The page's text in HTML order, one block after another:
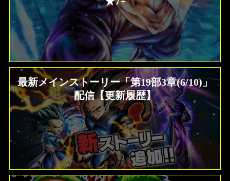
最新メインストーリー「第19部3章(6/10)」
配信【更新履歴】